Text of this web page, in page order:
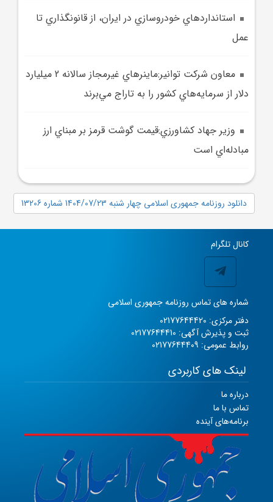
استانداردهاي خودروسازي در ايران، از قانونگذاري تا
عمل
معاون شرکت توانير:ماينر‌هاي غيرمجاز سالانه 2 ميليارد
دلار از سرمايه‌هاي کشور را به تاراج مي‌برند
وزير جهاد کشاورزي:قيمت گوشت قرمز بر مبناي ارز
مبادله‌اي است
دانلود روزنامه جمهوری اسلامی چهار شنبه 1404/07/23 شماره 13206
کانال تلگرام
شماره های تماس روزنامه جمهوری اسلامی
دفتر مرکزی: 02177644420
ثبت و پذیرش آگهی: 02177644410
روابط عمومی: 02177644409
لینک های کاربردی
درباره ما
تماس با ما
برنامه‌های آینده